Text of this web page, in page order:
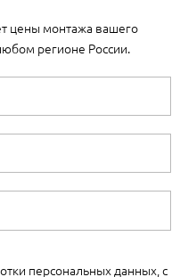
цены монтажа вашего
регионе России.
персональных данных , с